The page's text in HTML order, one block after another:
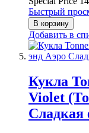
Быстрый
В корзину
Добавить в
Кукла
Violet
Сладкая